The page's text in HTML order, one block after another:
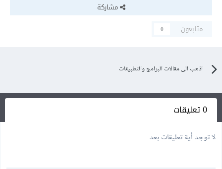
مشاركة
متابعون
0
اذهب الى مقالات البرامج والتطبيقات
0 تعليقات
لا توجد أية تعليقات بعد